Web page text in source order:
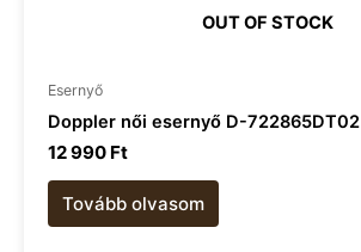
OUT OF STOCK
Esernyő
Doppler női esernyő D-722865DT02
12 990 Ft
Tovább olvasom